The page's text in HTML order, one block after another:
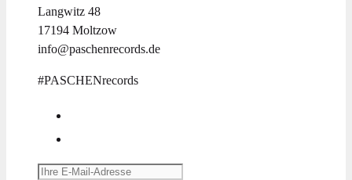
Langwitz 48
17194 Moltzow
info@paschenrecords.de
#PASCHENrecords